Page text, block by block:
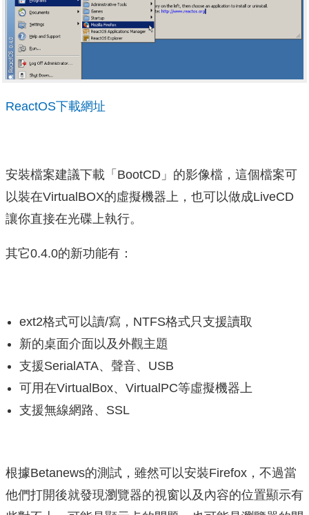
ReactOS下載網址
安裝檔案建議下載「BootCD」的影像檔，這個檔案可
以裝在VirtualBOX的虛擬機器上，也可以做成LiveCD
讓你直接在光碟上執行。
其它0.4.0的新功能有：
ext2格式可以讀/寫，NTFS格式只支援讀取
新的桌面介面以及外觀主題
支援SerialATA、聲音、USB
可用在VirtualBox、VirtualPC等虛擬機器上
支援無線網路、SSL
根據Betanews的測試，雖然可以安裝Firefox，不過當
他們打開後就發現瀏覽器的視窗以及內容的位置顯示有